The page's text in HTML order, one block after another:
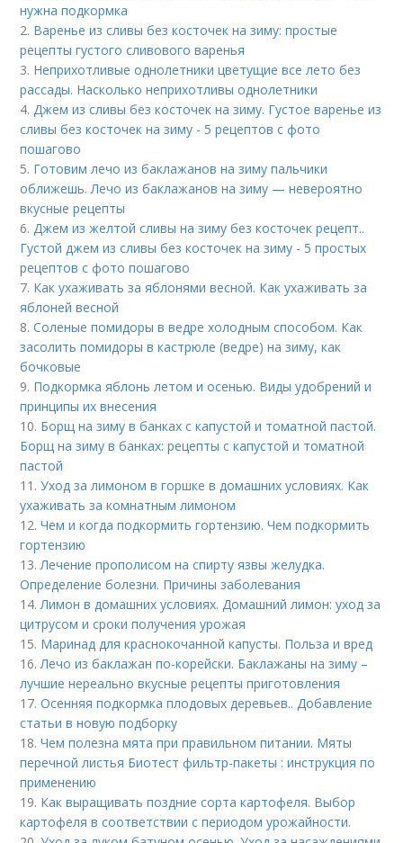
нужна подкормка
2. Варенье из сливы без косточек на зиму: простые
рецепты густого сливового варенья
3. Неприхотливые однолетники цветущие все лето без
рассады. Насколько неприхотливы однолетники
4.Джем из сливы без косточек на зиму. Густое варенье из
сливы без косточек на зиму - 5 рецептов с фото
пошагово
5. Готовим лечо из баклажанов на зиму пальчики
оближешь. Лечо из баклажанов на зиму — невероятно
вкусные рецепты
6.Джем из желтой сливы на зиму без косточек рецепт..
Густой джем из сливы без косточек на зиму - 5 простых
рецептов с фото пошагово
7. Как ухаживать за яблонями весной. Как ухаживать за
яблоней весной
8.Соленые помидоры в ведре холодным способом. Как
засолить помидоры в кастрюле (ведре) на зиму, как
бочковые
9. Подкормка яблонь летом и осенью. Виды удобрений и
принципы их внесения
10. Борщ на зиму в банках с капустой и томатной пастой.
Борщ на зиму в банках: рецепты с капустой и томатной
пастой
11.Уход за лимоном в горшке в домашних условиях. Как
ухаживать за комнатным лимоном
12.Чем и когда подкормить гортензию. Чем подкормить
гортензию
13.Лечение прополисом на спирту язвы желудка.
Определение болезни. Причины заболевания
14.Лимон в домашних условиях. Домашний лимон: уход за
цитрусом и сроки получения урожая
15. Маринад для краснокочанной капусты. Польза и вред
16.Лечо из баклажан по-корейски. Баклажаны на зиму –
лучшие нереально вкусные рецепты приготовления
17.Осенняя подкормка плодовых деревьев.. Добавление
статьи в новую подборку
18.Чем полезна мята при правильном питании. Мяты
перечной листья Биотест фильтр-пакеты : инструкция по
применению
19. Как выращивать поздние сорта картофеля. Выбор
картофеля в соответствии с периодом урожайности.